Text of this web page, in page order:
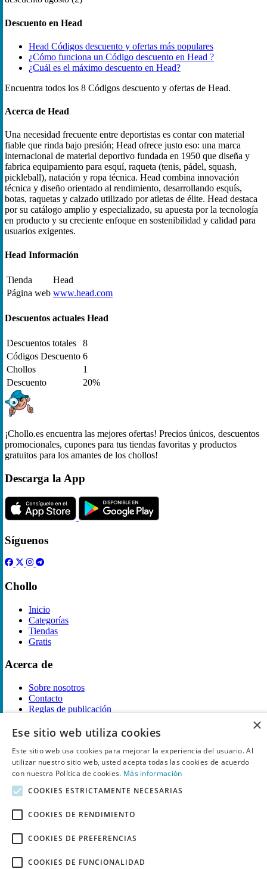
Descuento en Head
Head Códigos descuento y ofertas más populares
¿Cómo funciona un Código descuento en Head ?
¿Cuál es el máximo descuento en Head?
Encuentra todos los 8 Códigos descuento y ofertas de Head.
Acerca de Head
Una necesidad frecuente entre deportistas es contar con material
fiable que rinda bajo presión; Head ofrece justo eso: una marca
internacional de material deportivo fundada en 1950 que diseña y
fabrica equipamiento para esquí, raqueta (tenis, pádel, squash,
pickleball), natación y ropa técnica. Head combina innovación
técnica y diseño orientado al rendimiento, desarrollando esquís,
botas, raquetas y calzado utilizado por atletas de élite. Head destaca
por su catálogo amplio y especializado, su apuesta por la tecnología
en producto y su creciente enfoque en sostenibilidad y calidad para
usuarios exigentes.
Head Información
Tienda
Head
Página web www.head.com
Descuentos actuales Head
Descuentos totales
8
Códigos Descuento 6
Chollos
1
Descuento
20%
¡Chollo.es encuentra las mejores ofertas! Precios únicos, descuentos
promocionales, cupones para tus tiendas favoritas y productos
gratuitos para los amantes de los chollos!
Descarga la App
Síguenos
Chollo
Inicio
Categorías
Tiendas
Gratis
Acerca de
Sobre nosotros
Contacto
Reglas de publicación
Información legal
Privacidad
Declaración de cookies
Términos y condiciones
Descargo de Responsabilidad
Derechos de autor ©Chollo2026. Todos los derechos quedan
×
Ese sitio web utiliza cookies
Este sitio web usa cookies para mejorar la experiencia del usuario. Al
utilizar nuestro sitio web, usted acepta todas las cookies de acuerdo
con nuestra Política de cookies. Más información
COOKIES ESTRICTAMENTE NECESARIAS
COOKIES DE RENDIMIENTO
COOKIES DE PREFERENCIAS
COOKIES DE FUNCIONALIDAD